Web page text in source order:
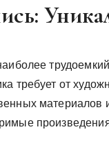
требует от
материалов
произведения